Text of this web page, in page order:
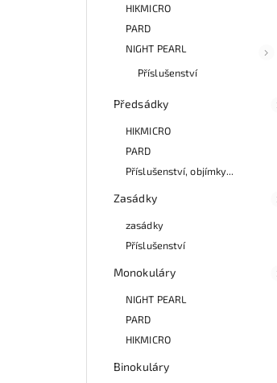
HIKMICRO
PARD
NIGHT PEARL
Příslušenství
Předsádky
HIKMICRO
PARD
Příslušenství, objímky...
Zasádky
zasádky
Příslušenství
Monokuláry
NIGHT PEARL
PARD
HIKMICRO
Binokuláry